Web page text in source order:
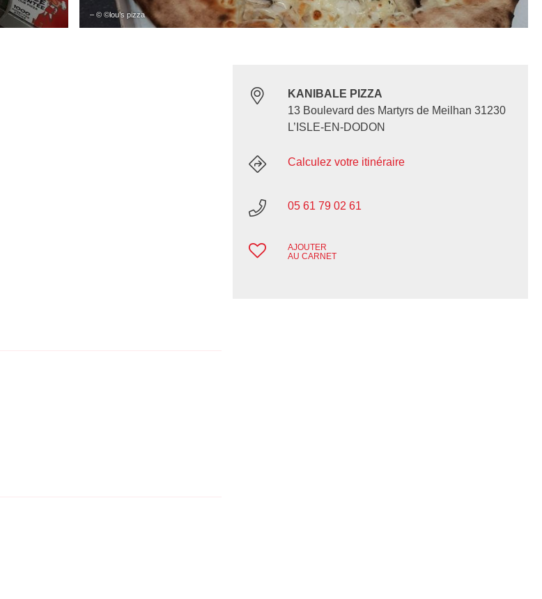
– © ©lou’s pizza
KANIBALE PIZZA
13 Boulevard des Martyrs de Meilhan 31230
L’ISLE-EN-DODON
Calculez votre itinéraire
05 61 79 02 61
AJOUTER
AU CARNET